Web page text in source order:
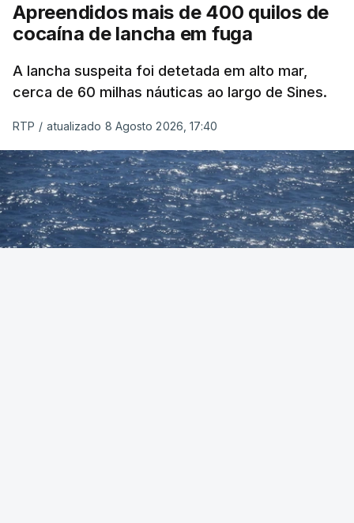
Apreendidos mais de 400 quilos de
cocaína de lancha em fuga
A lancha suspeita foi detetada em alto mar,
cerca de 60 milhas náuticas ao largo de Sines.
RTP / atualizado 8 Agosto 2026, 17:40